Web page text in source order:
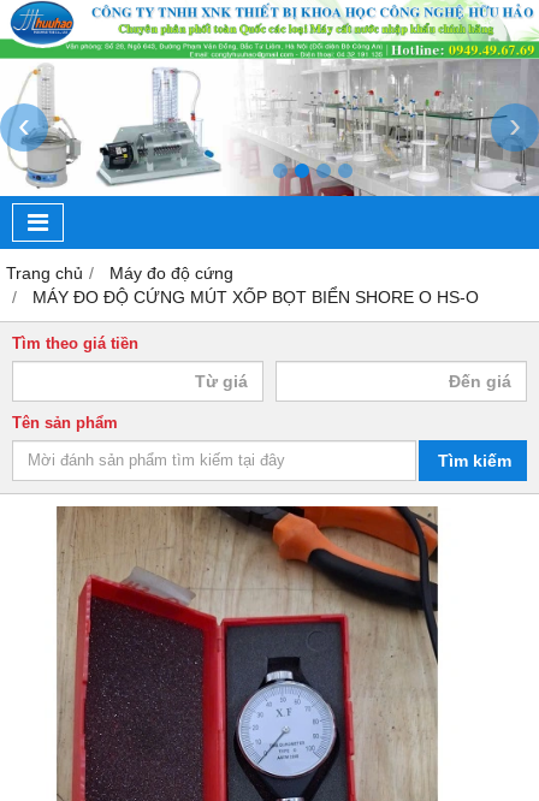
‹ ›
Trang chủ
Máy đo độ cứng
MÁY ĐO ĐỘ CỨNG MÚT XỐP BỌT BIỂN SHORE O HS-O
Tìm theo giá tiền
Tên sản phẩm
Tìm kiếm